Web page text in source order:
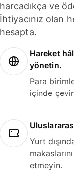
harcadıkça ve
İhtiyacınız olan
hesapta.
Hareket
yönetin.
Para
içinde
Yurt
etmeyin.